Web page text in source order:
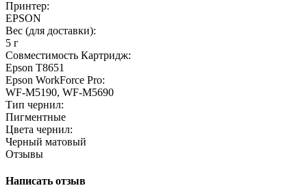
Принтер:
EPSON
Вес (для доставки):
5 г
Совместимость Картридж:
Epson T8651
Epson WorkForce Pro:
WF-M5190, WF-M5690
Тип чернил:
Пигментные
Цвета чернил:
Черный матовый
Отзывы
Написать отзыв